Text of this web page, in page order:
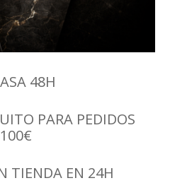
48H
PARA PEDIDOS
TIENDA EN 24H